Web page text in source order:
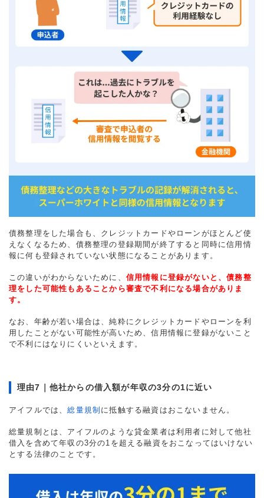
債務整理をした場合も、クレジットカードやローンがほとんど使
えなくなるため、債務整理の登録期間が終了すると同時に信用情
報に何も登録されていない状態になることがあります。
この違いがわからないために、 信用情報に登録がないと、債務整
理をした可能性もあることから審査で不利になる場合がありま
す。
なお、年齢が若い場合は、純粋にクレジットカードやローンを利
用したことがない可能性が高いため、信用情報に登録がないこと
で不利にはなりにくいといえます。
理由7｜他社からの借入額が年収の3分の1に近い
アイフルでは、総量規制 に抵触する融資はおこないません。
総量規制とは、アイフルのような貸金業者は利用者に対して他社
借入を含めて年収の3分の1を超える融資をおこなってはいけない
とする法律のことです。